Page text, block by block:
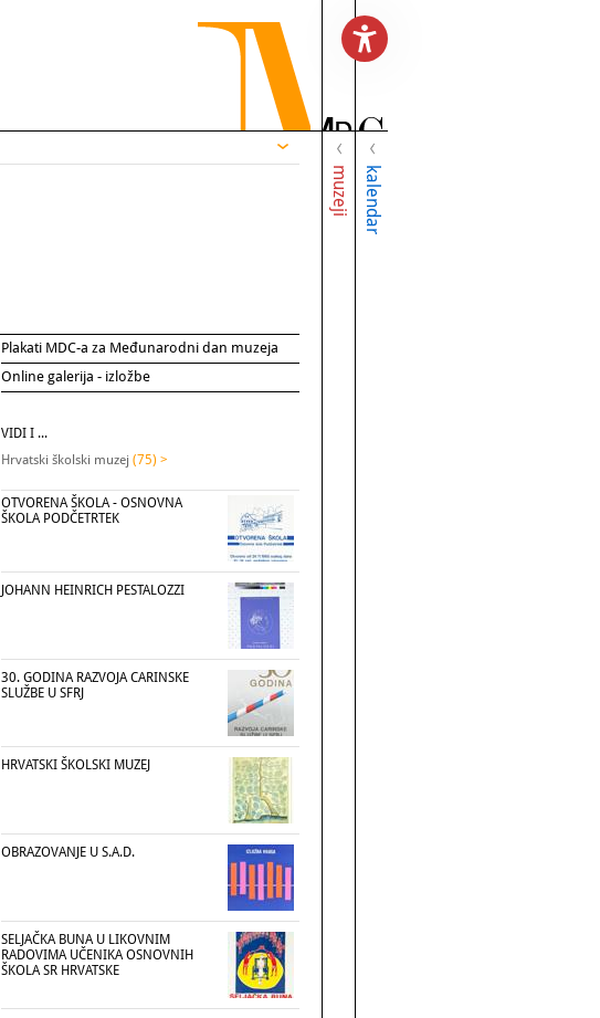
muzeji kalendar
Plakati MDC-a za Međunarodni dan muzeja
Online galerija - izložbe
VIDI I ...
Hrvatski školski muzej (75) >
OTVORENA ŠKOLA - OSNOVNA
ŠKOLA PODČETRTEK
JOHANN HEINRICH PESTALOZZI
30. GODINA RAZVOJA CARINSKE
SLUŽBE U SFRJ
HRVATSKI ŠKOLSKI MUZEJ
OBRAZOVANJE U S.A.D.
SELJAČKA BUNA U LIKOVNIM
RADOVIMA UČENIKA OSNOVNIH
ŠKOLA SR HRVATSKE